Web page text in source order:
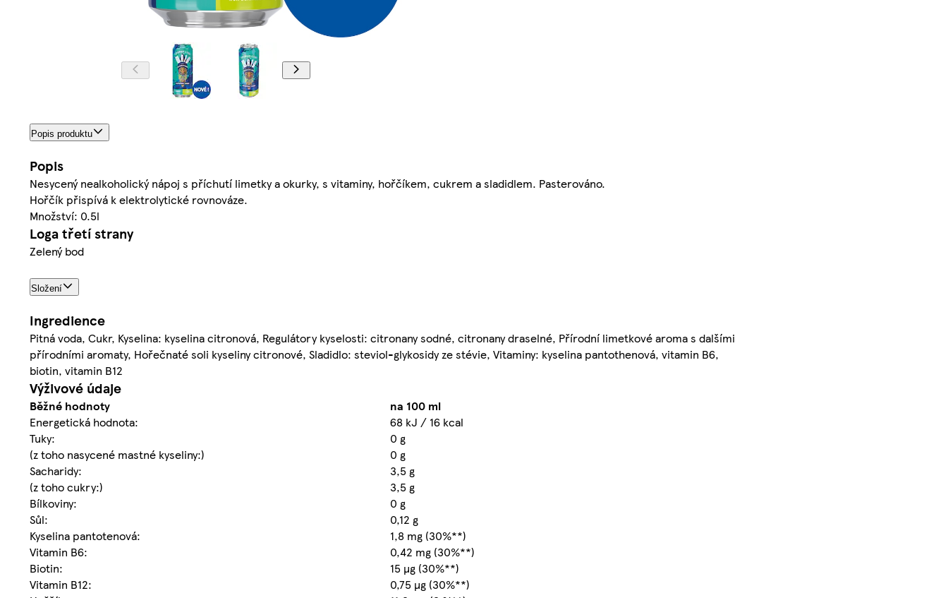
Popis produktu
Popis
Nesycený nealkoholický nápoj s příchutí limetky a okurky, s vitaminy, hořčíkem, cukrem a sladidlem. Pasterováno.
Hořčík přispívá k elektrolytické rovnováze.
Množství: 0.5l
Loga třetí strany
Zelený bod
Složení
Ingredience
Pitná voda, Cukr, Kyselina: kyselina citronová, Regulátory kyselosti: citronany sodné, citronany draselné, Přírodní limetkové aroma s dalšími
přírodními aromaty, Hořečnaté soli kyseliny citronové, Sladidlo: steviol-glykosidy ze stévie, Vitaminy: kyselina pantothenová, vitamin B6,
biotin, vitamin B12
Výživové údaje
Běžné hodnoty
na 100 ml
Energetická hodnota:
68 kJ / 16 kcal
Tuky:
0 g
(z toho nasycené mastné kyseliny:)
0 g
Sacharidy:
3,5 g
(z toho cukry:)
3,5 g
Bílkoviny:
0 g
Sůl:
0,12 g
Kyselina pantotenová:
1,8 mg (30%**)
Vitamin B6:
0,42 mg (30%**)
Biotin:
15 µg (30%**)
Vitamin B12:
0,75 µg (30%**)